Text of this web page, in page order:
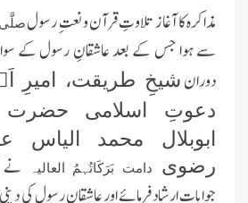
مذاکرہ کا آغاز تلاوتِ قرآن و نعتِ رسولصلَّی
سے ہوا جس کے بعد عاشقانِ رسول کے
دوران شیخِ طریقت، امیرِ
دعوتِ اسلامی حضرت
ابوبلال محمد
رضوی
دامت بَرَکَاتُہمُ العالیہ نے
جوابات ارشاد فرمائے اور عاشقانِ رسول کی